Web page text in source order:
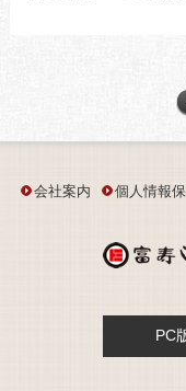
会社案内 個人情報
PC